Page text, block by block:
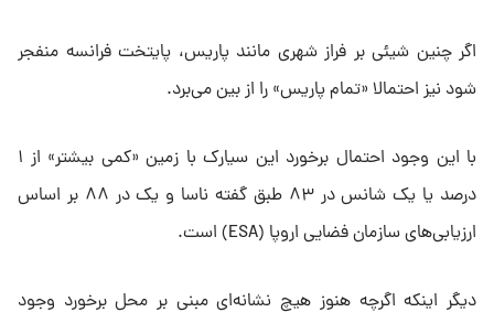
اگر چنین شیئی بر فراز شهری مانند پاریس، پایتخت فرانسه منفجر
شود نیز احتمالا «تمام پاریس» را از بین می‌برد.
با این وجود احتمال برخورد این سیارک با زمین «کمی بیشتر» از ۱
درصد یا یک شانس در ۸۳ طبق گفته ناسا و یک در ۸۸ بر اساس
ارزیابی‌های سازمان فضایی اروپا (ESA) است.
دیگر اینکه اگرچه هنوز هیچ نشانه‌ای مبنی بر محل برخورد وجود